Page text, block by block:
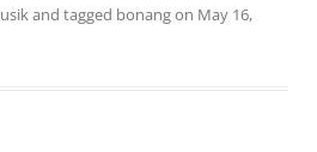
and tagged bonangon May 16,